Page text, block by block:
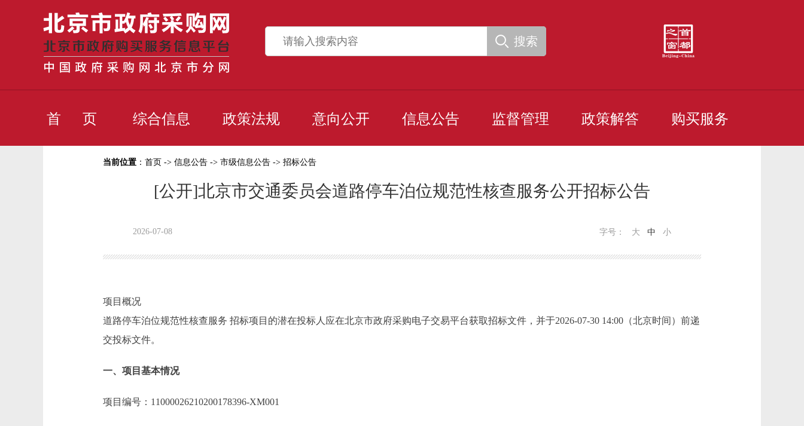
搜索
首 页 综合信息 政策法规 意向公开 信息公告 监督管理 政策解答 购买服务
当前位置 ： 首页 -> 信息公告 -> 市级信息公告 -> 招标公告
[公开]北京市交通委员会道路停车泊位规范性核查服务公开招标公告
2026-07-08 字号： 大 中 小
项目概况
道路停车泊位规范性核查服务 招标项目的潜在投标人应在北京市政府采购电子交易平台获取招标文件，并于2026-07-30 14:00（北京时间）前递
交投标文件。
一、项目基本情况
项目编号：11000026210200178396-XM001